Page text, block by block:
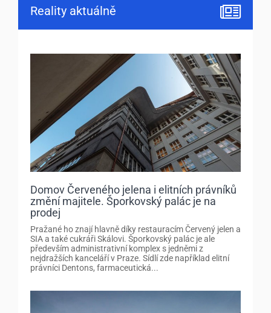
Reality aktuálně
Domov Červeného jelena i elitních právníků
změní majitele. Šporkovský palác je na
prodej
Pražané ho znají hlavně díky restauracím Červený jelen a
SIA a také cukráři Skálovi. Šporkovský palác je ale
především administrativní komplex s jedněmi z
nejdražších kanceláří v Praze. Sídlí zde například elitní
právníci Dentons, farmaceutická...